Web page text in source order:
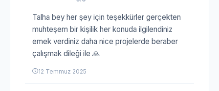
Talha bey her şey için teşekkürler gerçekten
muhteşem bir kişilik her konuda ilgilendiniz
emek verdiniz daha nice projelerde beraber
çalışmak dileği ile 🙏
12 Temmuz 2025